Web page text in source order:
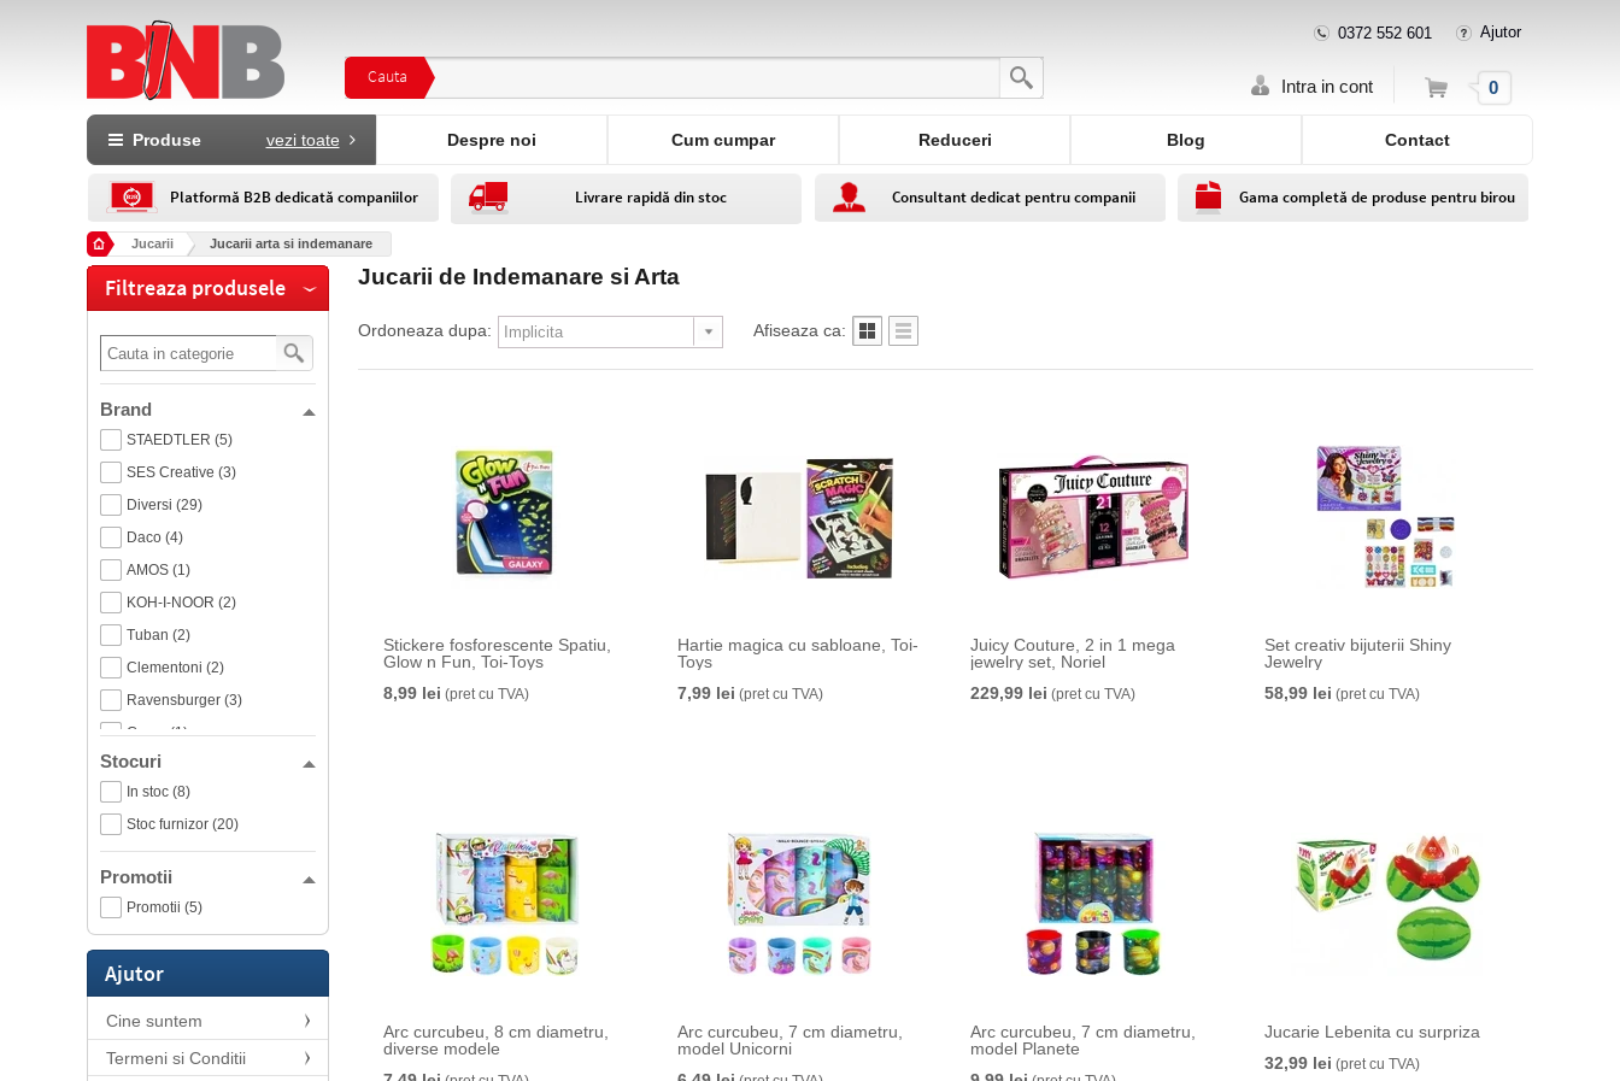
Cauta
0372 552 601 Ajutor
Intra in cont Cos 0
Produse vezi toate Despre noi Cum cumpar Reduceri Blog Contact
Platformă B2B dedicată companiilor Livrare rapidă din stoc Consultant dedicat pentru companii Gama completă de produse pentru birou
Jucarii Jucarii arta si indemanare
Filtreaza produsele
Brand
STAEDTLER (5)
SES Creative (3)
Diversi (29)
Daco (4)
AMOS (1)
KOH-I-NOOR (2)
Tuban (2)
Clementoni (2)
Ravensburger (3)
Craze (1)
Noriel (1)
Toi-Toys (2)
Stocuri
In stoc (8)
Stoc furnizor (20)
Promotii
Promotii (5)
Ajutor
Cine suntem
Termeni si Conditii
Jucarii de Indemanare si Arta
Ordoneaza dupa: Afiseaza ca:
Stickere fosforescente Spatiu,
Glow n Fun, Toi-Toys
8,99 lei (pret cu TVA)
Hartie magica cu sabloane, Toi-
Toys
7,99 lei (pret cu TVA)
Juicy Couture, 2 in 1 mega
jewelry set, Noriel
229,99 lei (pret cu TVA)
Set creativ bijuterii Shiny
Jewelry
58,99 lei (pret cu TVA)
Arc curcubeu, 8 cm diametru,
diverse modele
Arc curcubeu, 7 cm diametru,
model Unicorni
Arc curcubeu, 7 cm diametru,
model Planete
Jucarie Lebenita cu surpriza
32,99 lei (pret cu TVA)